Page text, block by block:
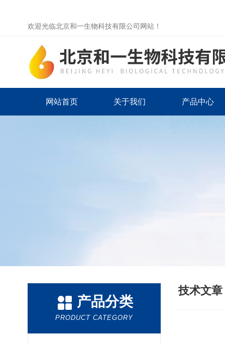
欢迎光临北京和一生物科技有限公司网站！
网站首页 关于我们 产品中心
产品分类
PRODUCT CATEGORY
技术文章